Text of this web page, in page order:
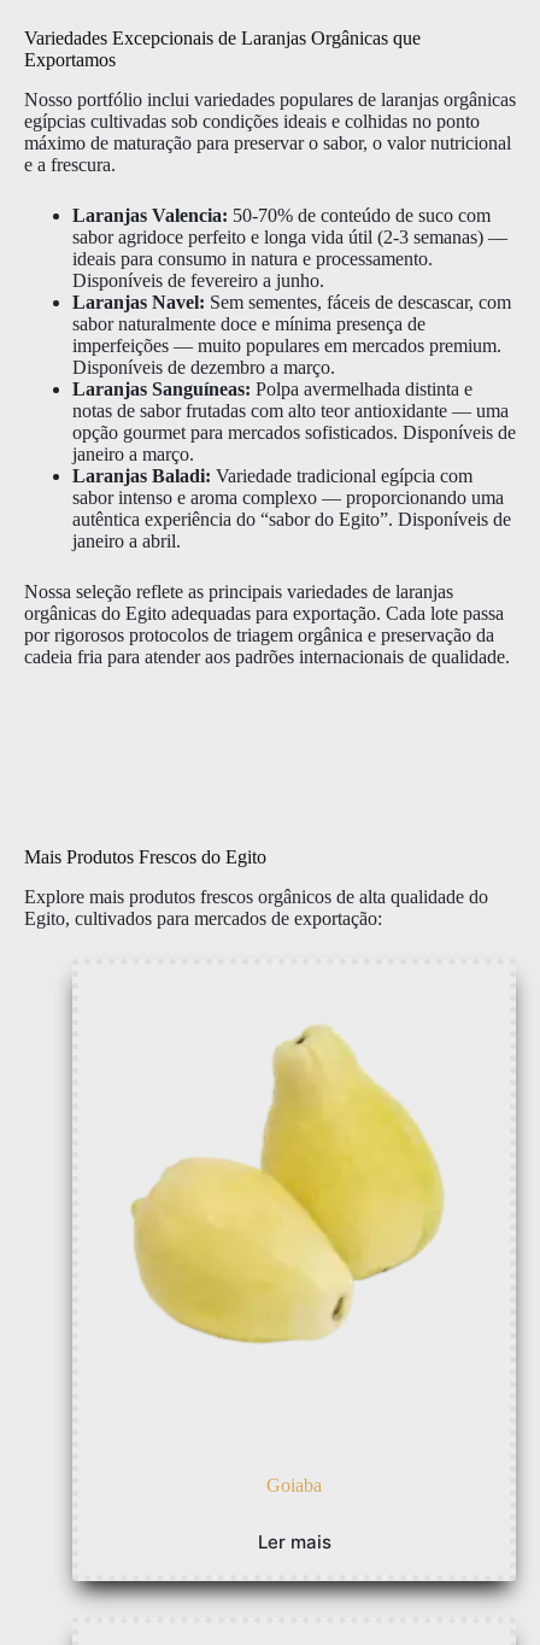
Variedades Excepcionais de Laranjas Orgânicas que
Exportamos
Nosso portfólio inclui variedades populares de laranjas orgânicas
egípcias cultivadas sob condições ideais e colhidas no ponto
máximo de maturação para preservar o sabor, o valor nutricional
e a frescura.
Laranjas Valencia: 50-70% de conteúdo de suco com
sabor agridoce perfeito e longa vida útil (2-3 semanas) —
ideais para consumo in natura e processamento.
Disponíveis de fevereiro a junho.
Laranjas Navel: Sem sementes, fáceis de descascar, com
sabor naturalmente doce e mínima presença de
imperfeições — muito populares em mercados premium.
Disponíveis de dezembro a março.
Laranjas Sanguíneas: Polpa avermelhada distinta e
notas de sabor frutadas com alto teor antioxidante — uma
opção gourmet para mercados sofisticados. Disponíveis de
janeiro a março.
Laranjas Baladi: Variedade tradicional egípcia com
sabor intenso e aroma complexo — proporcionando uma
autêntica experiência do “sabor do Egito”. Disponíveis de
janeiro a abril.
Nossa seleção reflete as principais variedades de laranjas
orgânicas do Egito adequadas para exportação. Cada lote passa
por rigorosos protocolos de triagem orgânica e preservação da
cadeia fria para atender aos padrões internacionais de qualidade.
Mais Produtos Frescos do Egito
Explore mais produtos frescos orgânicos de alta qualidade do
Egito, cultivados para mercados de exportação:
Goiaba
Ler mais